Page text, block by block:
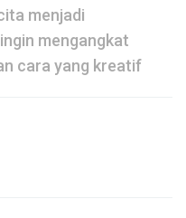
menjadi
mengangkat
cara yang kreatif